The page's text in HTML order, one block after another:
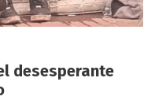
desesperante